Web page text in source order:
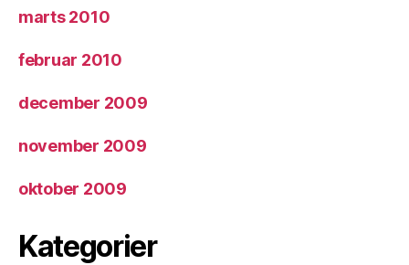
marts 2010
februar 2010
december 2009
november 2009
oktober 2009
Kategorier